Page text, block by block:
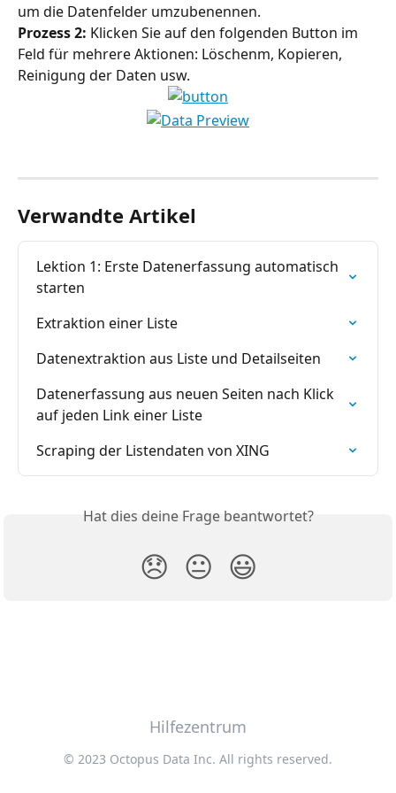
um die Datenfelder umzubenennen.
Prozess 2: Klicken Sie auf den folgenden Button im
Feld für mehrere Aktionen: Löschenm, Kopieren,
Reinigung der Daten usw.
Verwandte Artikel
Lektion 1: Erste Datenerfassung automatisch
starten
Extraktion einer Liste
Datenextraktion aus Liste und Detailseiten
Datenerfassung aus neuen Seiten nach Klick
auf jeden Link einer Liste
Scraping der Listendaten von XING
Hat dies deine Frage beantwortet?
😞 😐 😃
Hilfezentrum
© 2023 Octopus Data Inc. All rights reserved.